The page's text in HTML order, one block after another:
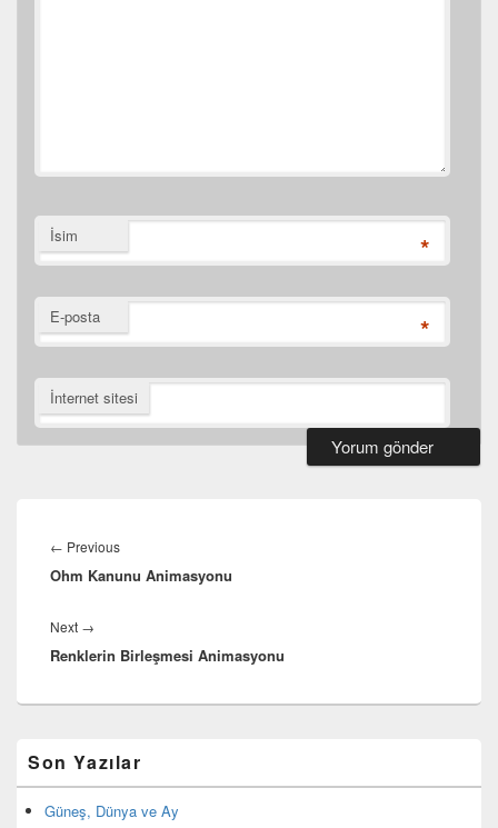
İsim *
E-posta *
İnternet sitesi
dolaşımı
← PreviousPrevious
post:
Ohm Kanunu Animasyonu
Next →
post:
Renklerin Birleşmesi Animasyonu
yan
bar
eklenti
Son Yazılar
Güneş, Dünya ve Ay